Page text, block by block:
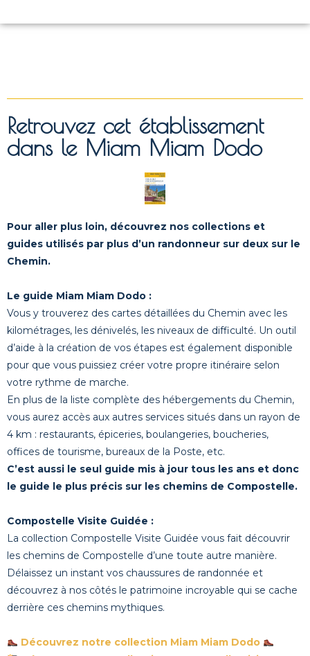
Retrouvez cet établissement
dans le Miam Miam Dodo
Pour aller plus loin, découvrez nos collections et
guides utilisés par plus d’un randonneur sur deux sur le
Chemin.
Le guide Miam Miam Dodo :
Vous y trouverez des cartes détaillées du Chemin avec les
kilométrages, les dénivelés, les niveaux de difficulté. Un outil
d’aide à la création de vos étapes est également disponible
pour que vous puissiez créer votre propre itinéraire selon
votre rythme de marche.
En plus de la liste complète des hébergements du Chemin,
vous aurez accès aux autres services situés dans un rayon de
4 km : restaurants, épiceries, boulangeries, boucheries,
offices de tourisme, bureaux de la Poste, etc.
C’est aussi le seul guide mis à jour tous les ans et donc
le guide le plus précis sur les chemins de Compostelle.
Compostelle Visite Guidée :
La collection Compostelle Visite Guidée vous fait découvrir
les chemins de Compostelle d’une toute autre manière.
Délaissez un instant vos chaussures de randonnée et
découvrez à nos côtés le patrimoine incroyable qui se cache
derrière ces chemins mythiques.
Découvrez notre collection Miam Miam Dodo